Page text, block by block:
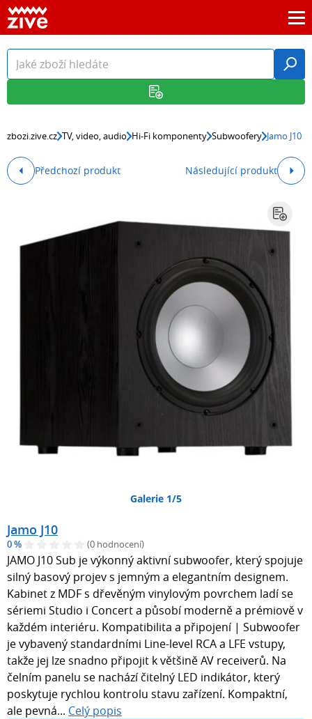
zbozi.zive.cz TV, video, audio Hi-Fi komponenty Subwoofery Jamo J10
Předchozí produkt Následující produkt
Galerie 1/5
Jamo J10
0 % (0 hodnocení)
JAMO J10 Sub je výkonný aktivní subwoofer, který spojuje
silný basový projev s jemným a elegantním designem.
Kabinet z MDF s dřevěným vinylovým povrchem ladí se
sériemi Studio i Concert a působí moderně a prémiově v
každém interiéru. Kompatibilita a připojení | Subwoofer
je vybavený standardními Line-level RCA a LFE vstupy,
takže jej lze snadno připojit k většině AV receiverů. Na
čelním panelu se nachází čitelný LED indikátor, který
poskytuje rychlou kontrolu stavu zařízení. Kompaktní,
ale pevná... Celý popis